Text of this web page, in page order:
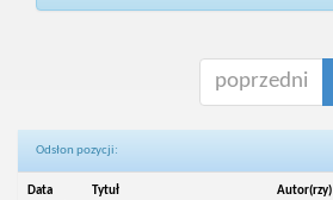
poprzedni
Odsłon pozycji:
Data
Tytuł Autor(rzy)